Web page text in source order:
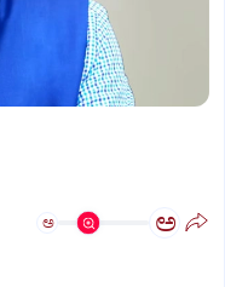
ಅ ಅ